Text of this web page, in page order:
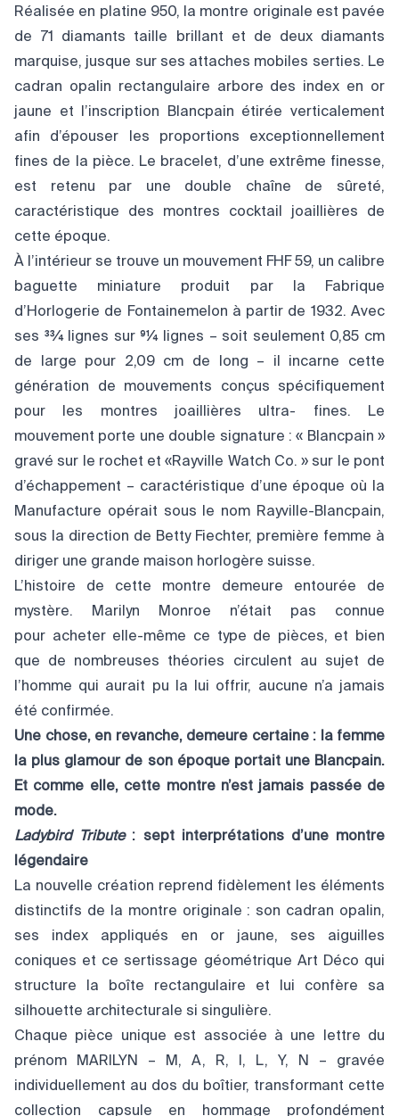
Réalisée en platine 950, la montre originale est pavée
de 71 diamants taille brillant et de deux diamants
marquise, jusque sur ses attaches mobiles serties. Le
cadran opalin rectangulaire arbore des index en or
jaune et l’inscription Blancpain étirée verticalement
afin d’épouser les proportions exceptionnellement
fines de la pièce. Le bracelet, d’une extrême finesse,
est retenu par une double chaîne de sûreté,
caractéristique des montres cocktail joaillières de
cette époque.
À l’intérieur se trouve un mouvement FHF 59, un calibre
baguette miniature produit par la Fabrique
d’Horlogerie de Fontainemelon à partir de 1932. Avec
ses 33⁄4 lignes sur 91⁄4 lignes – soit seulement 0,85 cm
de large pour 2,09 cm de long – il incarne cette
génération de mouvements conçus spécifiquement
pour les montres joaillières ultra- fines. Le
mouvement porte une double signature : « Blancpain »
gravé sur le rochet et «Rayville Watch Co. » sur le pont
d’échappement – caractéristique d’une époque où la
Manufacture opérait sous le nom Rayville-Blancpain,
sous la direction de Betty Fiechter, première femme à
diriger une grande maison horlogère suisse.
L’histoire de cette montre demeure entourée de
mystère. Marilyn Monroe n’était pas connue
pour acheter elle-même ce type de pièces, et bien
que de nombreuses théories circulent au sujet de
l’homme qui aurait pu la lui offrir, aucune n’a jamais
été confirmée.
Une chose, en revanche, demeure certaine : la femme
la plus glamour de son époque portait une Blancpain.
Et comme elle, cette montre n’est jamais passée de
mode.
Ladybird Tribute : sept interprétations d’une montre
légendaire
La nouvelle création reprend fidèlement les éléments
distinctifs de la montre originale : son cadran opalin,
ses index appliqués en or jaune, ses aiguilles
coniques et ce sertissage géométrique Art Déco qui
structure la boîte rectangulaire et lui confère sa
silhouette architecturale si singulière.
Chaque pièce unique est associée à une lettre du
prénom MARILYN – M, A, R, I, L, Y, N – gravée
individuellement au dos du boîtier, transformant cette
collection capsule en hommage profondément